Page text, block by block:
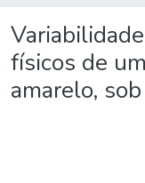
físicos de
amarelo,